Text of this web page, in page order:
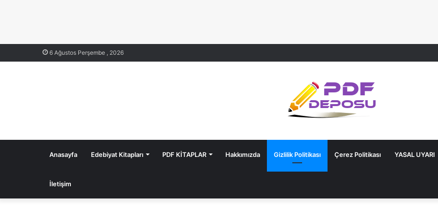
6 Ağustos Perşembe , 2026
Anasayfa Edebiyat Kitapları PDF KİTAPLAR Hakkımızda Gizlilik Politikası Çerez Politikası YASAL UYARI
İletişim